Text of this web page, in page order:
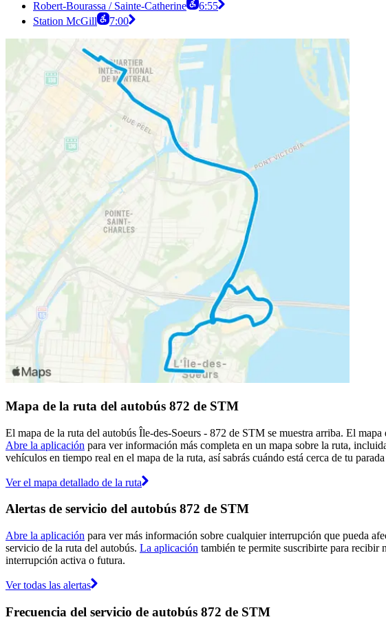
Robert-Bourassa / Sainte-Catherine
6:55
Station McGill
7:00
Mapa de la ruta del autobús 872 de STM
El mapa de la ruta del autobús Île-des-Soeurs - 872 de STM se muestra arriba. El
Abre la aplicación para ver información más completa en un mapa sobre la ruta,
vehículos en tiempo real en el mapa de la ruta, así sabrás cuándo está cerca de tu
Ver el mapa detallado de la ruta
Alertas de servicio del autobús 872 de STM
Abre la aplicación para ver más información sobre cualquier interrupción que pueda
servicio de la ruta del autobús. La aplicación también te permite suscribirte para
interrupción activa o futura.
Ver todas las alertas
Frecuencia del servicio de autobús 872 de STM